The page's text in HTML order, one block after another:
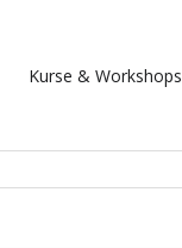
Kurse & Workshops